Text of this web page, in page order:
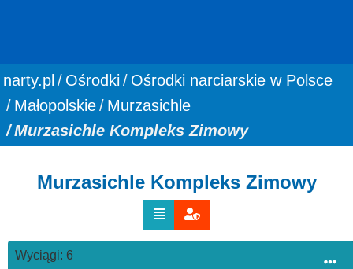
You are here:
narty.pl Ośrodki
Ośrodki narciarskie w Polsce
Małopolskie
Murzasichle
Murzasichle Kompleks Zimowy
Murzasichle Kompleks Zimowy
Wyciągi: 6